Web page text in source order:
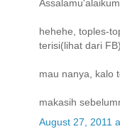
hehehe, toples-
terisi(lihat dari
mau nanya, kalo
makasih
August 27, 2011